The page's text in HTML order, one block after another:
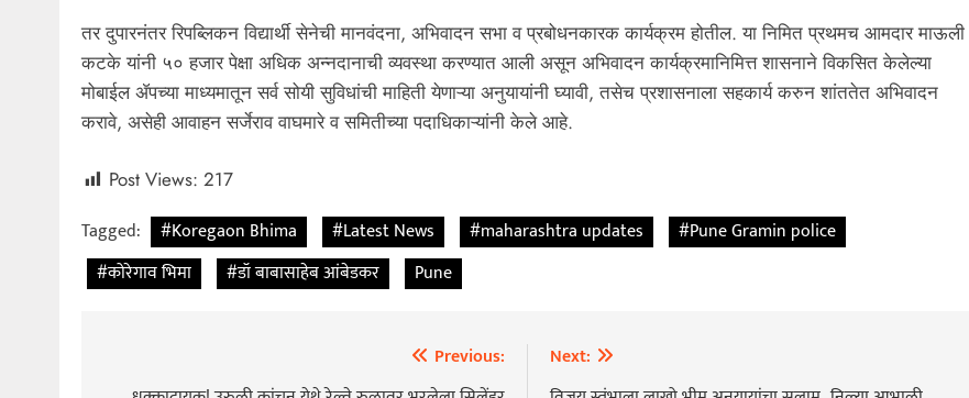
तर दुपारनंतर रिपब्लिकन विद्यार्थी सेनेची मानवंदना, अभिवादन सभा व प्रबोधनकारक कार्यक्रम होतील. या निमित प्रथमच आमदार माऊली
कटके यांनी ५० हजार पेक्षा अधिक अन्नदानाची व्यवस्था करण्यात आली असून अभिवादन कार्यक्रमानिमित्त शासनाने विकसित केलेल्या
मोबाईल ॲपच्या माध्यमातून सर्व सोयी सुविधांची माहिती येणाऱ्या अनुयायांनी घ्यावी, तसेच प्रशासनाला सहकार्य करुन शांततेत अभिवादन
करावे, असेही आवाहन सर्जेराव वाघमारे व समितीच्या पदाधिकाऱ्यांनी केले आहे.
Post Views: 217
Tagged: #Koregaon Bhima #Latest News #maharashtra updates
#Pune Gramin police
#कोरेगाव भिमा
#डॉ बाबासाहेब आंबेडकर Pune
Previous:
Next: